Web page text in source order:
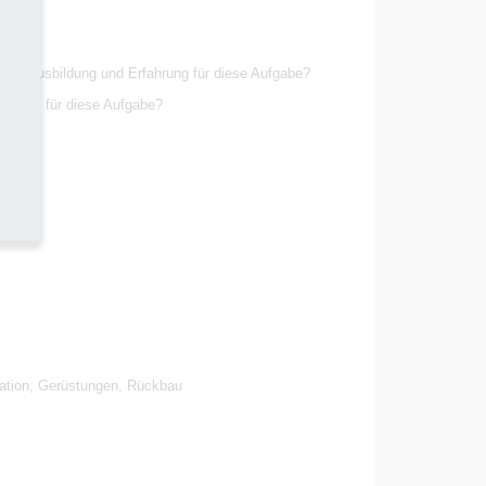
Ausbildung und Erfahrung für diese Aufgabe?
für diese Aufgabe?
Gerüstungen, Rückbau